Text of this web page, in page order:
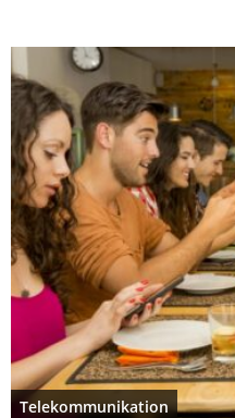
Telekommunikation